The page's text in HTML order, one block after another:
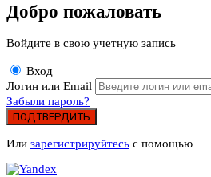
Добро пожаловать
Войдите в свою учетную запись
Вход
Логин или Email
Забыли пароль?
ПОДТВЕРДИТЬ
Или зарегистрируйтесь с помощью